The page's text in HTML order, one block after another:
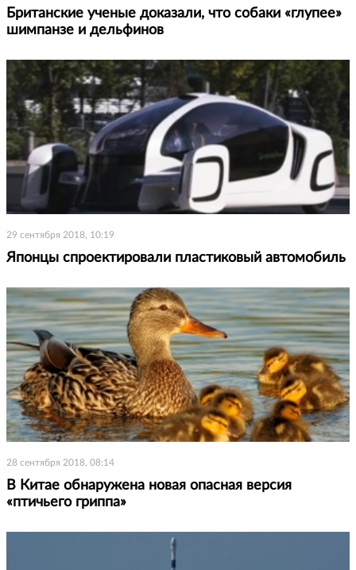
Британские ученые доказали, что собаки «глупее»
шимпанзе и дельфинов
29 сентября 2018, 10:19
Японцы спроектировали пластиковый автомобиль
28 сентября 2018, 08:14
В Китае обнаружена новая опасная версия
«птичьего гриппа»